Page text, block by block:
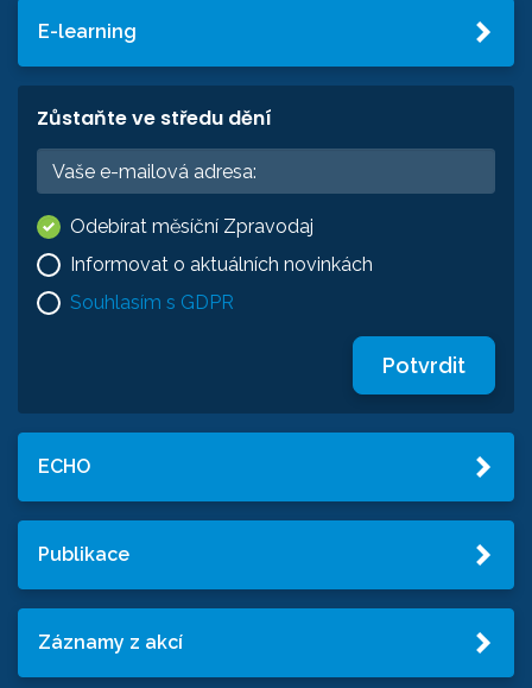
E-learning
Zůstaňte ve středu dění
Odebírat měsíční Zpravodaj
Informovat o aktuálních novinkách
Souhlasím s GDPR
Potvrdit
ECHO
Publikace
Záznamy z akcí